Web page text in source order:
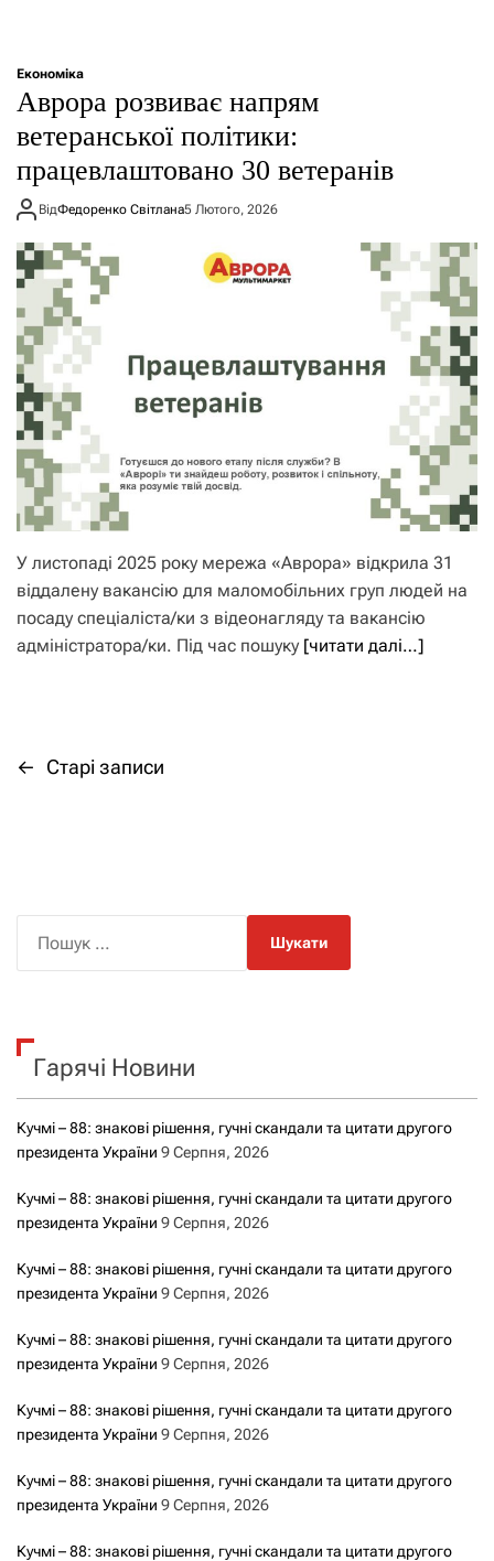
Економіка
Аврора розвиває напрям
ветеранської політики:
працевлаштовано 30 ветеранів
ВідФедоренко Світлана5 Лютого, 2026
У листопаді 2025 року мережа «Аврора» відкрила 31
віддалену вакансію для маломобільних груп людей на
посаду спеціаліста/ки з відеонагляду та вакансію
адміністратора/ки. Під час пошуку [читати далі…]
Н
і
г
ц
і
я
з
з
а
и
с
← Старі записи
к
Гарячі Новини
Кучмі – 88: знакові рішення, гучні скандали та цитати другого
президента України 9 Серпня, 2026
Кучмі – 88: знакові рішення, гучні скандали та цитати другого
президента України 9 Серпня, 2026
Кучмі – 88: знакові рішення, гучні скандали та цитати другого
президента України 9 Серпня, 2026
Кучмі – 88: знакові рішення, гучні скандали та цитати другого
президента України 9 Серпня, 2026
Кучмі – 88: знакові рішення, гучні скандали та цитати другого
президента України 9 Серпня, 2026
Кучмі – 88: знакові рішення, гучні скандали та цитати другого
президента України 9 Серпня, 2026
Кучмі – 88: знакові рішення, гучні скандали та цитати другого